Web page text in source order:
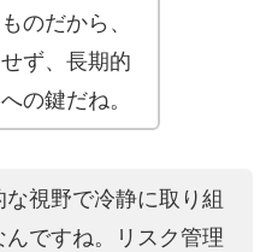
のだから、
ず、長期的
の鍵だね。
視野で冷静に取り組
んですね。リスク管理